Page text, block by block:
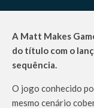
A Matt Makes
do título com o
sequência.
O jogo conhecido
mesmo cenário